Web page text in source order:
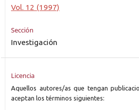
Vol. 12 (1997)
Sección
Investigación
Licencia
Aquellos autores/as que tengan
aceptan los términos siguientes: